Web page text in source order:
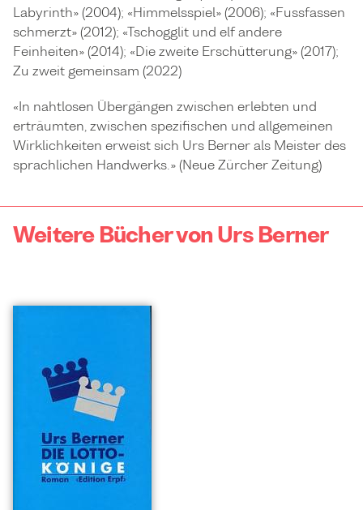
Labyrinth» (2004); «Himmelsspiel» (2006); «Fussfassen
schmerzt» (2012); «Tschogglit und elf andere
Feinheiten» (2014); «Die zweite Erschütterung» (2017);
Zu zweit gemeinsam (2022)
«In nahtlosen Übergängen zwischen erlebten und
erträumten, zwischen spezifischen und allgemeinen
Wirklichkeiten erweist sich Urs Berner als Meister des
sprachlichen Handwerks.» (Neue Zürcher Zeitung)
Weitere Bücher von Urs Berner